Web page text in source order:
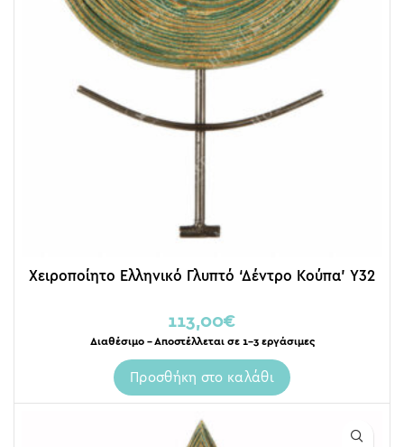
Χειροποίητο Ελληνικό Γλυπτό ‘Δέντρο Κούπα’ Y32
113,00€
Διαθέσιμο – Αποστέλλεται σε 1-3 εργάσιμες
Προσθήκη στο καλάθι